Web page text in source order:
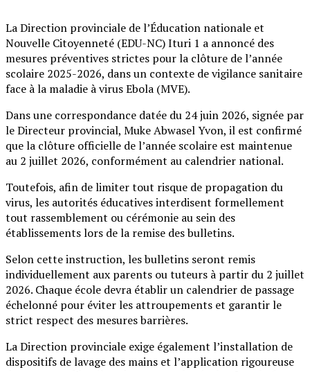
La Direction provinciale de l’Éducation nationale et
Nouvelle Citoyenneté (EDU-NC) Ituri 1 a annoncé des
mesures préventives strictes pour la clôture de l’année
scolaire 2025-2026, dans un contexte de vigilance sanitaire
face à la maladie à virus Ebola (MVE).
Dans une correspondance datée du 24 juin 2026, signée par
le Directeur provincial, Muke Abwasel Yvon, il est confirmé
que la clôture officielle de l’année scolaire est maintenue
au 2 juillet 2026, conformément au calendrier national.
Toutefois, afin de limiter tout risque de propagation du
virus, les autorités éducatives interdisent formellement
tout rassemblement ou cérémonie au sein des
établissements lors de la remise des bulletins.
Selon cette instruction, les bulletins seront remis
individuellement aux parents ou tuteurs à partir du 2 juillet
2026. Chaque école devra établir un calendrier de passage
échelonné pour éviter les attroupements et garantir le
strict respect des mesures barrières.
La Direction provinciale exige également l’installation de
dispositifs de lavage des mains et l’application rigoureuse